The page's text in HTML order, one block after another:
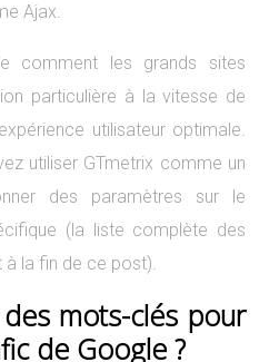
Ajax.
comment les grands sites
particulière à la vitesse de
utilisateur optimale.
utiliser GTmetrix comme un
des paramètres sur le
(la liste complète des
la fin de ce post).
mots-clés pour
de Google ?